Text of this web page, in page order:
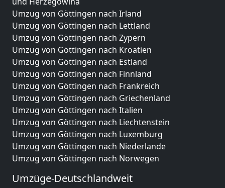
Umzug von Göttingen nach Irland
Umzug von Göttingen nach Lettland
Umzug von Göttingen nach Zypern
Umzug von Göttingen nach Kroatien
Umzug von Göttingen nach Estland
Umzug von Göttingen nach Finnland
Umzug von Göttingen nach Frankreich
Umzug von Göttingen nach Griechenland
Umzug von Göttingen nach Italien
Umzug von Göttingen nach Liechtenstein
Umzug von Göttingen nach Luxemburg
Umzug von Göttingen nach Niederlande
Umzug von Göttingen nach Norwegen
Umzüge-Deutschlandweit